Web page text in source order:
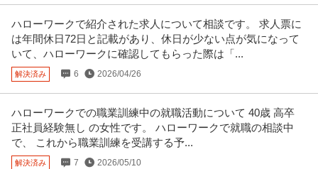
【職種】管理＞経理（財務会計） 【業種】IT・インターネット＞ソフトウエ
ア ※会員属性などに応じ、
…続きを見る
提供：ビズリーチ
総務 ／ 総務人事 土日祝休み／残業ほぼなし
株式会社ダイケンホールディングス
【職種】管理＞総務 【業種】不動産＞不動産管理 ※会員属性などに応じ、当
該求人をビズリーチ上で閲覧…続きを見る
ハローワークで紹介された求人について相談です。 求人票に
は年間休日72日と記載があり、休日が少ない点が気になって
いて、ハローワークに確認してもらった際は「...
解決済み 6 2026/04/26
ハローワークでの職業訓練中の就職活動について 40歳 高卒
正社員経験無し の女性です。 ハローワークで就職の相談中
で、 これから職業訓練を受講する予...
解決済み 7 2026/05/10